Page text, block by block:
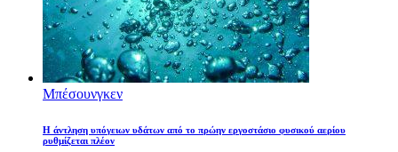
Μπέσουνγκεν
Η άντληση υπόγειων υδάτων από το πρώην εργοστάσιο φυσικού αερίου
ρυθμίζεται πλέον